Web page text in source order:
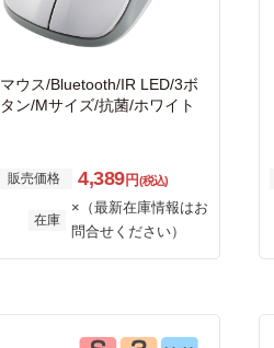
マウス/Bluetooth/IR LED/3ボ
タン/Mサイズ/抗菌/ホワイト
販売価格 4,389円(税込)
在庫
×（最新在庫情報はお
問合せください）